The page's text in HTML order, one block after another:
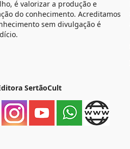
é valorizar a produção e
do conhecimento. Acreditamos
sem divulgação é
SertãoCult